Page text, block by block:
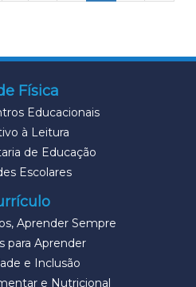
Física
Educacionais
à Leitura
de Educação
Escolares
Aprender Sempre
para Aprender
e Inclusão
e Nutricional